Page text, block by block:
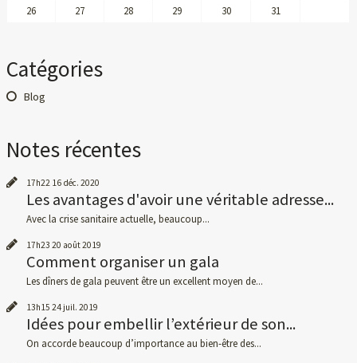
26
27 28 29 30 31
Catégories
Blog
Notes récentes
17h22 16 déc. 2020
Les avantages d'avoir une véritable adresse...
Avec la crise sanitaire actuelle, beaucoup...
17h23 20 août 2019
Comment organiser un gala
Les dîners de gala peuvent être un excellent moyen de...
13h15 24 juil. 2019
Idées pour embellir l’extérieur de son...
On accorde beaucoup d’importance au bien-être des...